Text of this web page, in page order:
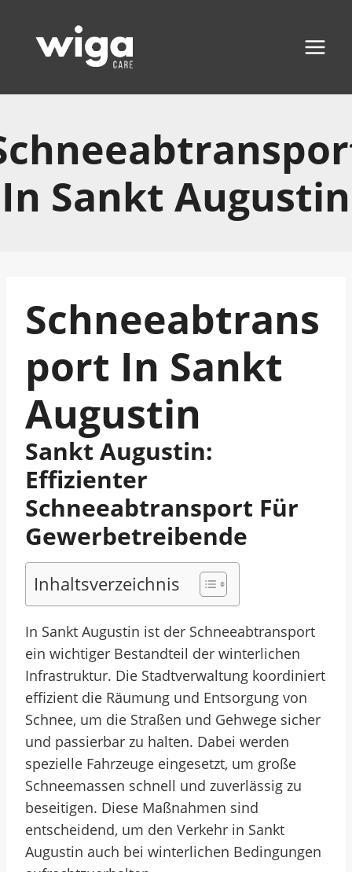
Inhalt
springen
In Sankt Augustin
Schneeabtrans
Port In Sankt
Augustin
Sankt Augustin:
Effizienter
Schneeabtransport Für
Gewerbetreibende
Inhaltsverzeichnis
In Sankt Augustin ist der Schneeabtransport
ein wichtiger Bestandteil der winterlichen
Infrastruktur. Die Stadtverwaltung koordiniert
effizient die Räumung und Entsorgung von
Schnee, um die Straßen und Gehwege sicher
und passierbar zu halten. Dabei werden
spezielle Fahrzeuge eingesetzt, um große
Schneemassen schnell und zuverlässig zu
beseitigen. Diese Maßnahmen sind
entscheidend, um den Verkehr in Sankt
Augustin auch bei winterlichen Bedingungen